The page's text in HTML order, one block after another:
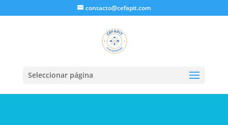
contacto@cefapit.com
Seleccionar página